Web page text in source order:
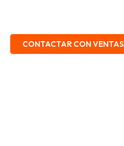
CONTACTAR CON VENTAS